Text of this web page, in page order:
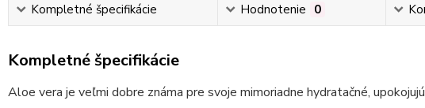
Kompletné špecifikácie Hodnotenie 0
Kompletné špecifikácie
Aloe vera je veľmi dobre známa pre svoje mimoriadne hydratačné,